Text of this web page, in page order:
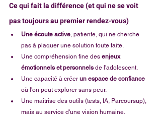
Ce qui fait la différence (et qui ne se voit
pas toujours au premier rendez-vous)
Une écoute active , patiente, qui ne cherche
pas à plaquer une solution toute faite.
Une compréhension fine des enjeux
émotionnels et personnels de l'adolescent.
Une capacité à créer un espace de confiance
où l'on peut explorer sans peur.
Une maîtrise des outils (tests, IA, Parcoursup),
mais au service d'une vision humaine.